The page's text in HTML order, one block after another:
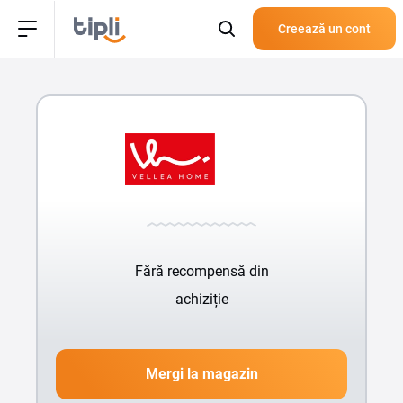
Creează un cont
Fără recompensă din
achiziție
Mergi la magazin